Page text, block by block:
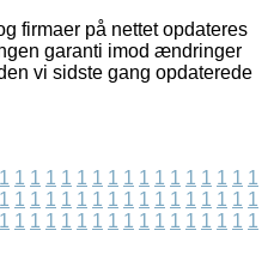
firmaer på nettet opdateres
garanti imod ændringer
vi sidste gang opdaterede
1 1 1 1 1 1 1 1 1 1 1 1 1 1 1 1 1
1 1 1 1 1 1 1 1 1 1 1 1 1 1 1 1 1
1 1 1 1 1 1 1 1 1 1 1 1 1 1 1 1 1